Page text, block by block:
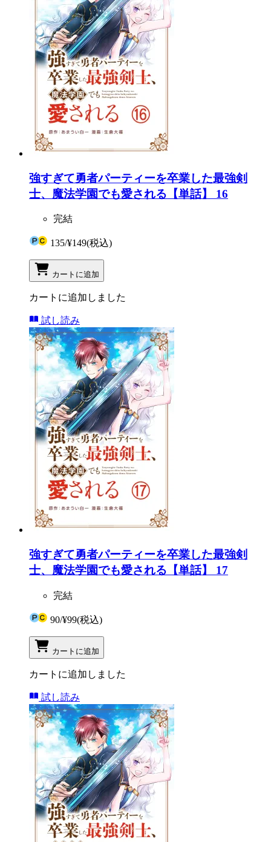
強すぎて勇者パーティーを卒業した最強剣
士、魔法学園でも愛される【単話】 16
完結
135/¥149(税込)
カートに追加
カートに追加しました
試し読み
強すぎて勇者パーティーを卒業した最強剣
士、魔法学園でも愛される【単話】 17
完結
90/¥99(税込)
カートに追加
カートに追加しました
試し読み